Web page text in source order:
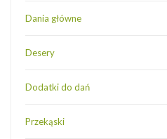
Dania główne
Desery
Dodatki do dań
Przekąski